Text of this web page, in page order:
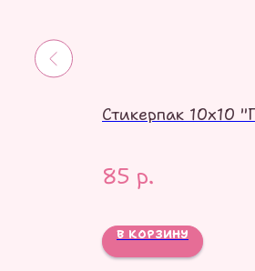
Стикерпак 10х10
85 р.
В КОРЗИНУ